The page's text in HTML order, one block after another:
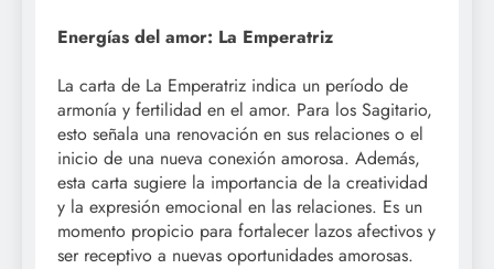
Energías del amor: La Emperatriz
La carta de La Emperatriz indica un período de
armonía y fertilidad en el amor. Para los Sagitario,
esto señala una renovación en sus relaciones o el
inicio de una nueva conexión amorosa. Además,
esta carta sugiere la importancia de la creatividad
y la expresión emocional en las relaciones. Es un
momento propicio para fortalecer lazos afectivos y
ser receptivo a nuevas oportunidades amorosas.